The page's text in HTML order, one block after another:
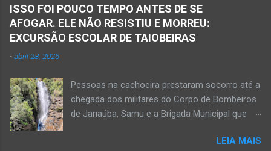
morreu e a outra vítima ficou gravemente
ferida e foi levada pelos socorristas do Samu
para o hospital na cidade de Monte Azul. Essa
do Suporte Aéreo Avançado de Vida (SAAV)
para unidade hospi...
ISSO FOI POUCO TEMPO ANTES DE SE
AFOGAR. ELE NÃO RESISTIU E MORREU:
EXCURSÃO ESCOLAR DE TAIOBEIRAS
-abril 28, 2026
Pessoas na cachoeira prestaram socorro até a
chegada dos militares do Corpo de Bombeiros
de Janaúba, Samu e a Brigada Municipal que
resistiu e foi a óbito Foto álbum pessoal Kauan
LEIA MAIS